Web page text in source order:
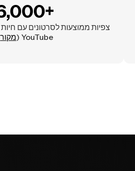
צפיות ממוצעות לסרטונים עם
YouTube ( מקור